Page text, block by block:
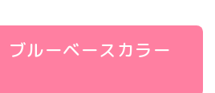
ブルーベースカラー